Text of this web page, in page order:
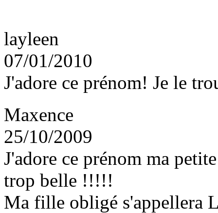
layleen
07/01/2010
J'adore ce prénom! Je le
Maxence
25/10/2009
J'adore ce prénom ma
trop belle !!!!!
Ma fille obligé s'appellera